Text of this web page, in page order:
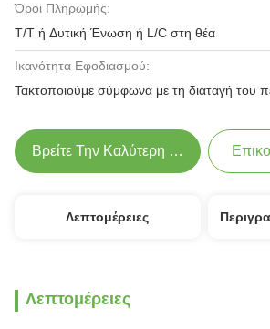
Όροι Πληρωμής:
T/T ή Δυτική Ένωση ή L/C στη θέα
Ικανότητα Εφοδιασμού:
Τακτοποιούμε σύμφωνα με τη διαταγή του
Βρείτε Την Καλύτερη Τιμή
Λεπτομέρειες
Λεπτομέρειες